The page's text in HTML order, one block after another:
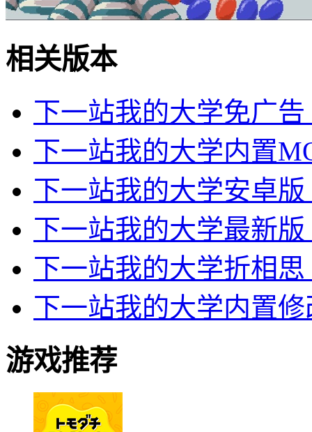
相关版本
下一站我的大学免广告
下一站我的大学内置
下一站我的大学安卓版
下一站我的大学最新版
下一站我的大学折相思
下一站我的大学内置修
游戏推荐